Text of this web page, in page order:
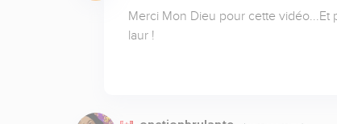
Merci Mon Dieu pour cette vidéo...Et
laur !